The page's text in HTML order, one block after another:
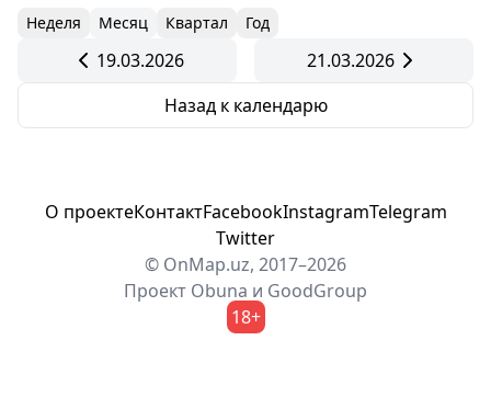
Неделя Месяц Квартал Год
19.03.2026
21.03.2026
Назад к календарю
О проектеКонтактFacebookInstagramTelegram
Twitter
© OnMap.uz, 2017–2026
Проект Obuna и GoodGroup
18+